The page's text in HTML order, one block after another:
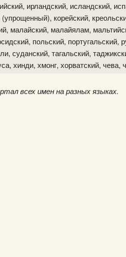
ирландский, исландский,
корейский,
малайский, малайялам,
польский, португальский,
суданский, тагальский,
хинди, хмонг, хорватский,
всех имен на разных языках.